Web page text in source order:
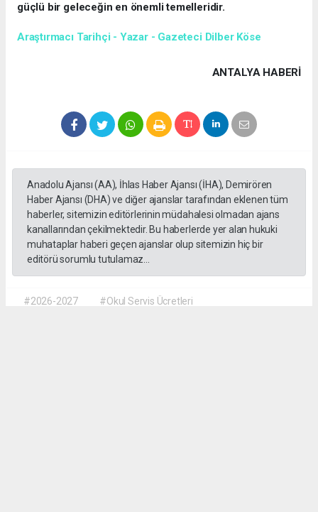
güçlü bir geleceğin en önemli temelleridir.
Araştırmacı Tarihçi - Yazar - Gazeteci Dilber Köse
ANTALYA HABERİ
Anadolu Ajansı (AA), İhlas Haber Ajansı (İHA), Demirören
Haber Ajansı (DHA) ve diğer ajanslar tarafından eklenen tüm
haberler, sitemizin editörlerinin müdahalesi olmadan ajans
kanallarından çekilmektedir. Bu haberlerde yer alan hukuki
muhataplar haberi geçen ajanslar olup sitemizin hiç bir
editörü sorumlu tutulamaz...
#2026-2027
#Okul Servis Ücretleri